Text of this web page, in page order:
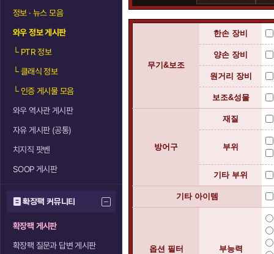
정보 · 뉴스 모음
와우 정보 게시판
└PTR 정보
└클래식 정보
└인증 게시물 모음
와우 역사관 게시판
자유 게시판 (공통)
치지직 팟벤
SOOP 게시판
확장팩 커뮤니티
확장팩 게시판
확장팩 질문과 답변 게시판
무기&보조
한손 장비
양손 장비
원거리 장비
보조&성물
방어구
재질
부위
기타 부위
기타 아이템
옵션 필터 부능력